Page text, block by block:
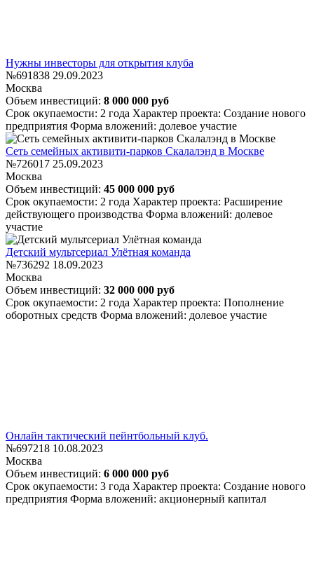
Нужны инвесторы для открытия клуба
№691838 29.09.2023
Москва
Объем инвестиций: 8 000 000 руб
Срок окупаемости: 2 года Характер проекта: Создание нового
предприятия Форма вложений: долевое участие
Сеть семейных активити-парков Скалалэнд в Москве
№726017 25.09.2023
Москва
Объем инвестиций: 45 000 000 руб
Срок окупаемости: 2 года Характер проекта: Расширение
действующего производства Форма вложений: долевое
участие
Детский мультсериал Улётная команда
№736292 18.09.2023
Москва
Объем инвестиций: 32 000 000 руб
Срок окупаемости: 2 года Характер проекта: Пополнение
оборотных средств Форма вложений: долевое участие
Онлайн тактический пейнтбольный клуб.
№697218 10.08.2023
Москва
Объем инвестиций: 6 000 000 руб
Срок окупаемости: 3 года Характер проекта: Создание нового
предприятия Форма вложений: акционерный капитал